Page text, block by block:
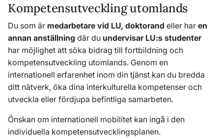
Kompetensutveckling utomlands
Du som är medarbetare vid LU, doktorand eller har en
annan anställning där du undervisar LU:s studenter
har möjlighet att söka bidrag till fortbildning och
kompetensutveckling utomlands. Genom en
internationell erfarenhet inom din tjänst kan du bredda
ditt nätverk, öka dina interkulturella kompetenser och
utveckla eller fördjupa befintliga samarbeten.
Önskan om internationell mobilitet kan ingå i den
individuella kompetensutvecklingsplanen.